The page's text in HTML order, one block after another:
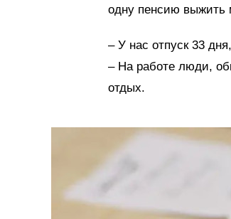
одну пенсию выжить
– У нас отпуск 33
– На работе люди,
отдых.